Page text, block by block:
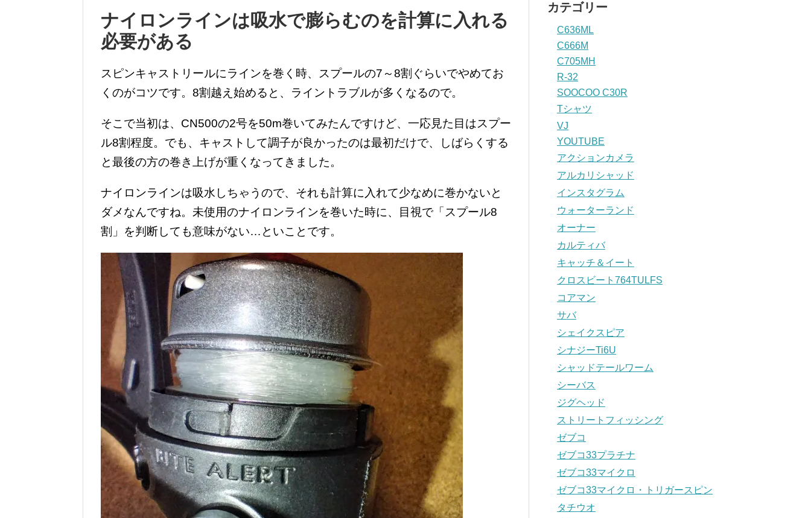
ナイロンラインは吸水で膨らむのを計算に入れる
必要がある
スピンキャストリールにラインを巻く時、スプールの7～8割ぐらいでやめてお
くのがコツです。8割越え始めると、ライントラブルが多くなるので。
そこで当初は、CN500の2号を50m巻いてみたんですけど、一応見た目はスプー
ル8割程度。でも、キャストして調子が良かったのは最初だけで、しばらくする
と最後の方の巻き上げが重くなってきました。
ナイロンラインは吸水しちゃうので、それも計算に入れて少なめに巻かないと
ダメなんですね。未使用のナイロンラインを巻いた時に、目視で「スプール8
割」を判断しても意味がない…といことです。
カテゴリー
C636ML
C666M
C705MH
R-32
SOOCOO C30R
Tシャツ
VJ
YOUTUBE
アクションカメラ
アルカリシャッド
インスタグラム
ウォーターランド
オーナー
カルティバ
キャッチ＆イート
クロスビート764TULFS
コアマン
サバ
シェイクスピア
シナジーTi6U
シャッドテールワーム
シーバス
ジグヘッド
ストリートフィッシング
ゼブコ
ゼブコ33プラチナ
ゼブコ33マイクロ
ゼブコ33マイクロ・トリガースピン
タチウオ